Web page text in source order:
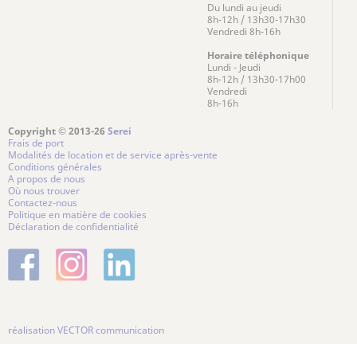
Du lundi au jeudi
8h-12h / 13h30-17h30
Vendredi 8h-16h
Horaire téléphonique
Lundi - Jeudi
8h-12h / 13h30-17h00
Vendredi
8h-16h
Copyright © 2013-26 Serei
Frais de port
Modalités de location et de service après-vente
Conditions générales
A propos de nous
Où nous trouver
Contactez-nous
Politique en matière de cookies
Déclaration de confidentialité
réalisation VECTOR communication